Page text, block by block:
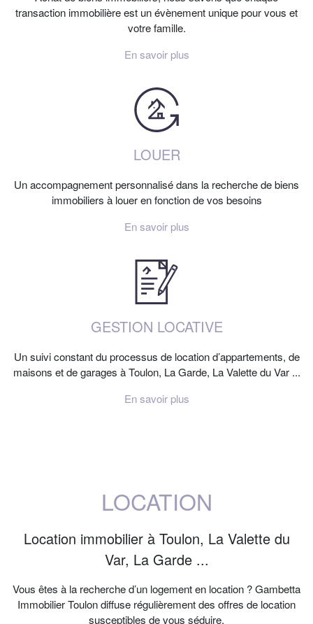
transaction immobilière est un évènement unique pour vous et
votre famille.
En savoir plus
LOUER
Un accompagnement personnalisé dans la recherche de biens
immobiliers à louer en fonction de vos besoins
En savoir plus
GESTION LOCATIVE
Un suivi constant du processus de location d’appartements, de
maisons et de garages à Toulon, La Garde, La Valette du Var ...
En savoir plus
LOCATION
Location immobilier à Toulon, La Valette du
Var, La Garde ...
Vous êtes à la recherche d’un logement en location ? Gambetta
Immobilier Toulon diffuse régulièrement des offres de location
susceptibles de vous séduire.